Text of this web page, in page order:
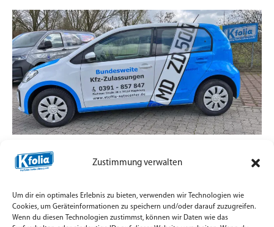
Zustimmung verwalten
Um dir ein optimales Erlebnis zu bieten, verwenden wir Technologien wie
Cookies, um Geräteinformationen zu speichern und/oder darauf zuzugreifen.
Wenn du diesen Technologien zustimmst, können wir Daten wie das
Zulassungsdienst mit Straßenpräsenz statt
Standard-Aufkleber
Teilfolierung und Firmenbeschriftung für
Zulassungsfahrzeuge mit Orajet Rapid Air Digitaldruck